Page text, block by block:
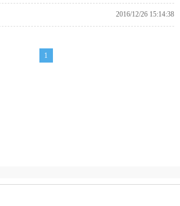
2016/12/26 15:14:38
1